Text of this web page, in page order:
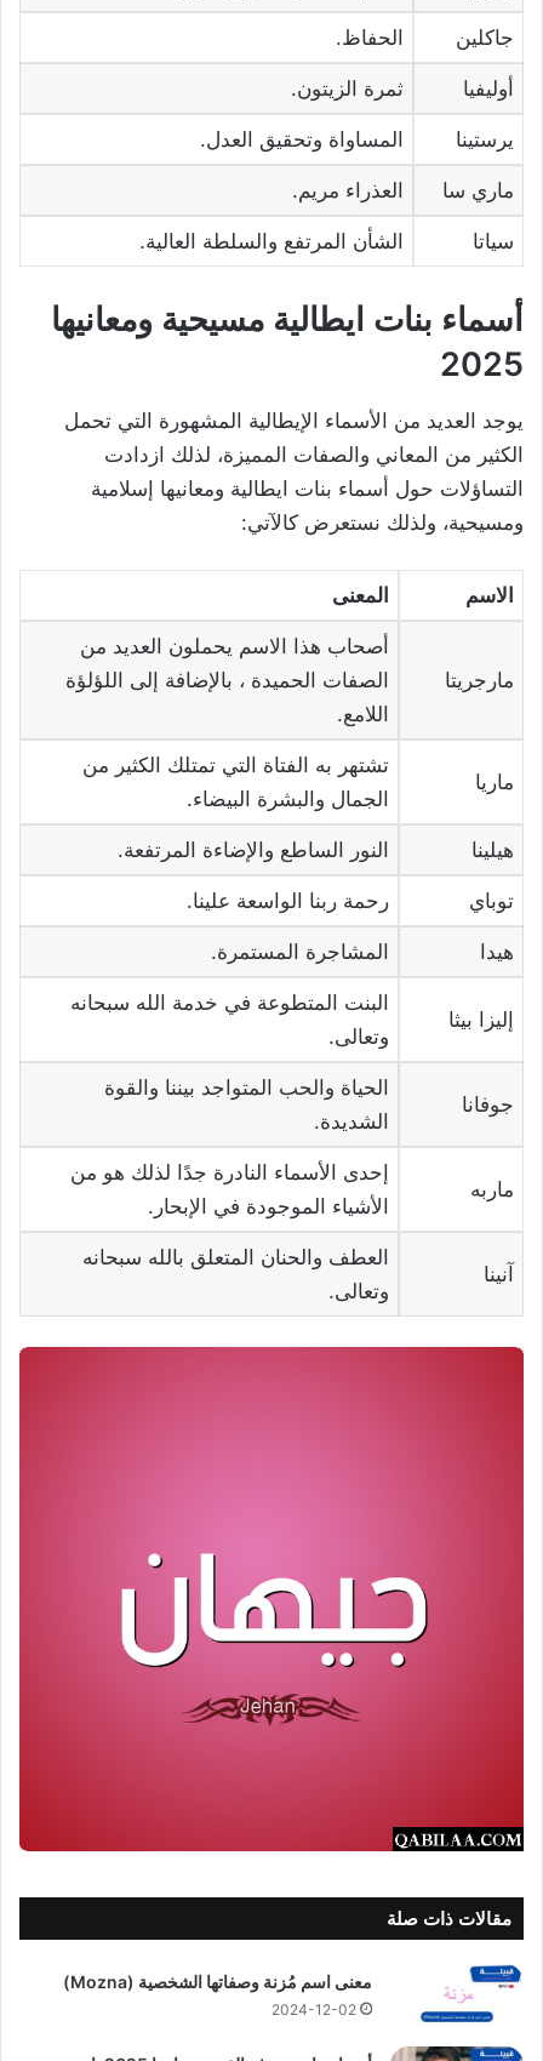
جاكلين الحفاظ.
أوليفيا ثمرة الزيتون.
يرستينا المساواة وتحقيق العدل.
ماري سا العذراء مريم.
سياتا الشأن المرتفع والسلطة العالية.
أسماء بنات ايطالية مسيحية ومعانيها
2025
يوجد العديد من الأسماء الإيطالية المشهورة التي تحمل
الكثير من المعاني والصفات المميزة، لذلك ازدادت
التساؤلات حول أسماء بنات ايطالية ومعانيها إسلامية
ومسيحية، ولذلك نستعرض كالآتي:
الاسم المعنى
مارجريتا
أصحاب هذا الاسم يحملون العديد من
الصفات الحميدة ، بالإضافة إلى اللؤلؤة
اللامع.
ماريا
تشتهر به الفتاة التي تمتلك الكثير من
الجمال والبشرة البيضاء.
هيلينا النور الساطع والإضاءة المرتفعة.
توباي رحمة ربنا الواسعة علينا.
هيدا المشاجرة المستمرة.
إليزا بيثا
البنت المتطوعة في خدمة الله سبحانه
وتعالى.
جوفانا
الحياة والحب المتواجد بيننا والقوة
الشديدة.
ماربه
إحدى الأسماء النادرة جدًا لذلك هو من
الأشياء الموجودة في الإبحار.
آنينا
العطف والحنان المتعلق بالله سبحانه
وتعالى.
مقالات ذات صلة
معنى اسم مُزنة وصفاتها الشخصية (Mozna)
2024-12-02